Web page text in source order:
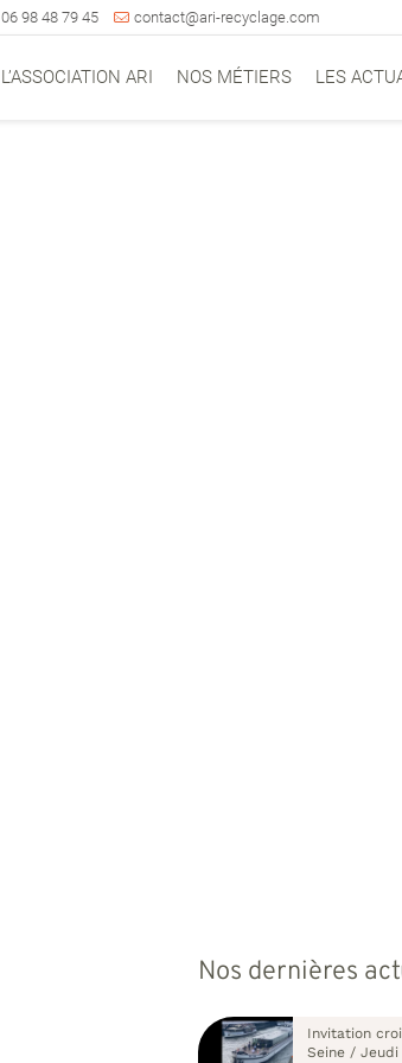
06 98 48 79 45 contact@ari-recyclage.com
L’ASSOCIATION ARI NOS MÉTIERS LES
Nos dernières
Invitation
Seine /